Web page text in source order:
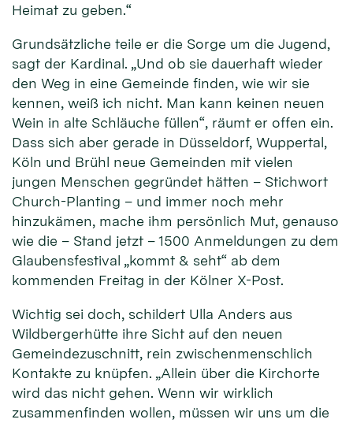
Heimat zu geben.“
Grundsätzliche teile er die Sorge um die Jugend,
sagt der Kardinal. „Und ob sie dauerhaft wieder
den Weg in eine Gemeinde finden, wie wir sie
kennen, weiß ich nicht. Man kann keinen neuen
Wein in alte Schläuche füllen“, räumt er offen ein.
Dass sich aber gerade in Düsseldorf, Wuppertal,
Köln und Brühl neue Gemeinden mit vielen
jungen Menschen gegründet hätten – Stichwort
Church-Planting – und immer noch mehr
hinzukämen, mache ihm persönlich Mut, genauso
wie die – Stand jetzt – 1500 Anmeldungen zu dem
Glaubensfestival „kommt & seht“ ab dem
kommenden Freitag in der Kölner X-Post.
Wichtig sei doch, schildert Ulla Anders aus
Wildbergerhütte ihre Sicht auf den neuen
Gemeindezuschnitt, rein zwischenmenschlich
Kontakte zu knüpfen. „Allein über die Kirchorte
wird das nicht gehen. Wenn wir wirklich
zusammenfinden wollen, müssen wir uns um die